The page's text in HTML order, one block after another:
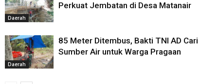
Daerah
Perkuat Jembatan di Desa Matanair
Daerah
85 Meter Ditembus, Bakti TNI AD Cari
Sumber Air untuk Warga Pragaan